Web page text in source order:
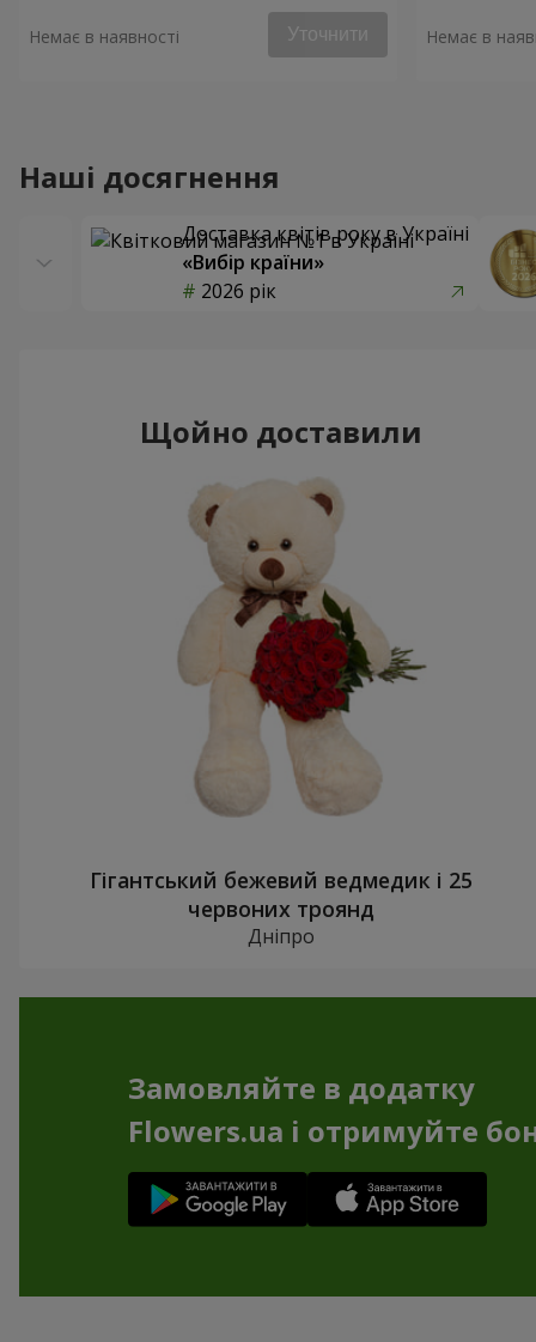
Немає в наявності Уточнити Немає в
Наші досягнення
Доставка квітів року в Україні
«Вибір країни»
2026 рік
Щойно доставили
Гігантський бежевий ведмедик і 25
червоних троянд
Дніпро
Замовляйте в додатку
Flowers.ua і отримуйте